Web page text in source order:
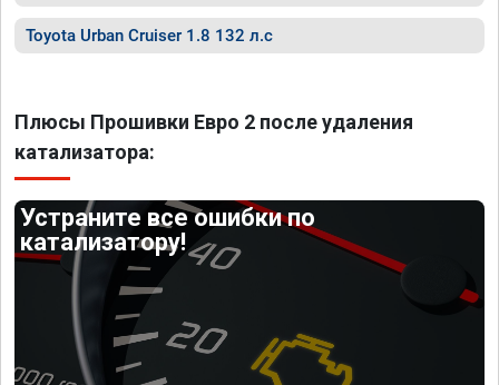
Toyota Urban Cruiser 1.8 132 л.с
Плюсы Прошивки Евро 2 после удаления
катализатора:
Устраните все ошибки по
катализатору!